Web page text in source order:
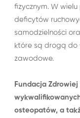
fizycznym. W
deficytów
samodzielności
które są drogą do
zawodowe.
Fundacja Zdrowiej
osteopatów, a